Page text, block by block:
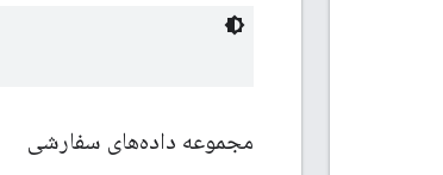
مجموعه داده‌های سفارشی